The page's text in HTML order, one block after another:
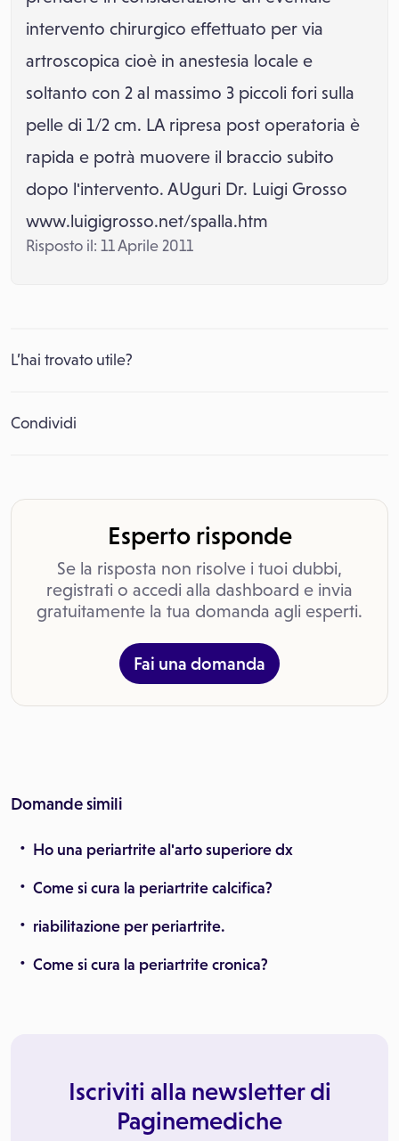
intervento chirurgico effettuato per via
artroscopica cioè in anestesia locale e
soltanto con 2 al massimo 3 piccoli fori sulla
pelle di 1/2 cm. LA ripresa post operatoria è
rapida e potrà muovere il braccio subito
dopo l'intervento. AUguri Dr. Luigi Grosso
www.luigigrosso.net/spalla.htm
Risposto il: 11 Aprile 2011
L’hai trovato utile?
Condividi
Esperto risponde
Se la risposta non risolve i tuoi dubbi,
registrati o accedi alla dashboard e invia
gratuitamente la tua domanda agli esperti.
Fai una domanda
Domande simili
Ho una periartrite al'arto superiore dx
Come si cura la periartrite calcifica?
riabilitazione per periartrite.
Come si cura la periartrite cronica?
Iscriviti alla newsletter di
Paginemediche